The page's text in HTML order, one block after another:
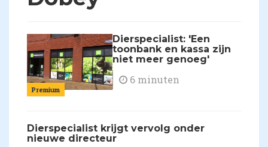
Premium
Dierspecialist: 'Een
toonbank en kassa zijn
niet meer genoeg'
6 minuten
​Dierspecialist krijgt vervolg onder
nieuwe directeur